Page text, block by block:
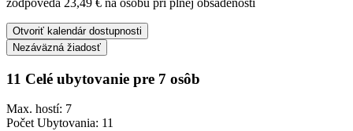
Otvoriť kalendár dostupnosti
Nezáväzná žiadosť
11 Celé ubytovanie pre 7 osôb
Max. hostí: 7
Počet Ubytovania: 11